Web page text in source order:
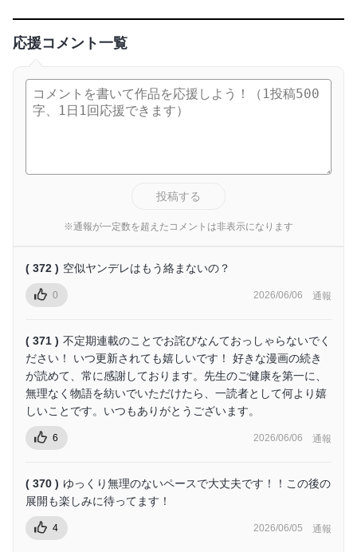
応援コメント一覧
投稿する
※通報が一定数を超えたコメントは非表示になります
( 372 ) 空似ヤンデレはもう絡まないの？
0 2026/06/06 通報
( 371 ) 不定期連載のことでお詫びなんておっしゃらないでく
ださい！ いつ更新されても嬉しいです！ 好きな漫画の続き
が読めて、常に感謝しております。先生のご健康を第一に、
無理なく物語を紡いでいただけたら、一読者として何より嬉
しいことです。いつもありがとうございます。
6 2026/06/06 通報
( 370 ) ゆっくり無理のないペースで大丈夫です！！この後の
展開も楽しみに待ってます！
4 2026/06/05 通報